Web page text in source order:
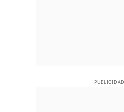
PUBLICIDAD